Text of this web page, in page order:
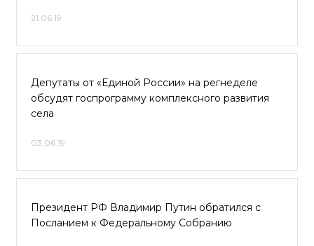
21.06.19
Депутаты от «Единой России» на регнеделе
обсудят госпрограмму комплексного развития
села
03.06.19
Президент РФ Владимир Путин обратился с
Посланием к Федеральному Собранию